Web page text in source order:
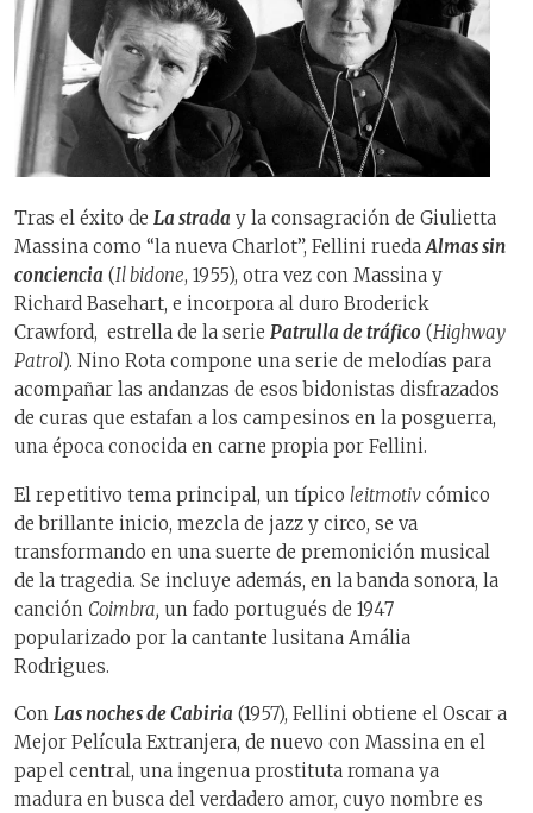
Tras el éxito de La strada y la consagración de Giulietta
Massina como “la nueva Charlot”, Fellini ruedaAlmas sin
conciencia (Il bidone, 1955), otra vez con Massina y
Richard Basehart, e incorpora al duro Broderick
Crawford, estrella de la serie Patrulla de tráfico (Highway
Patrol). Nino Rota compone una serie de melodías para
acompañar las andanzas de esos bidonistas disfrazados
de curas que estafan a los campesinos en la posguerra,
una época conocida en carne propia por Fellini.
El repetitivo tema principal, un típico leitmotiv cómico
de brillante inicio, mezcla de jazz y circo, se va
transformando en una suerte de premonición musical
de la tragedia. Se incluye además, en la banda sonora, la
canción Coimbra, un fado portugués de 1947
popularizado por la cantante lusitana Amália
Rodrigues.
Con Las noches de Cabiria (1957), Fellini obtiene el Oscar a
Mejor Película Extranjera, de nuevo con Massina en el
papel central, una ingenua prostituta romana ya
madura en busca del verdadero amor, cuyo nombre es